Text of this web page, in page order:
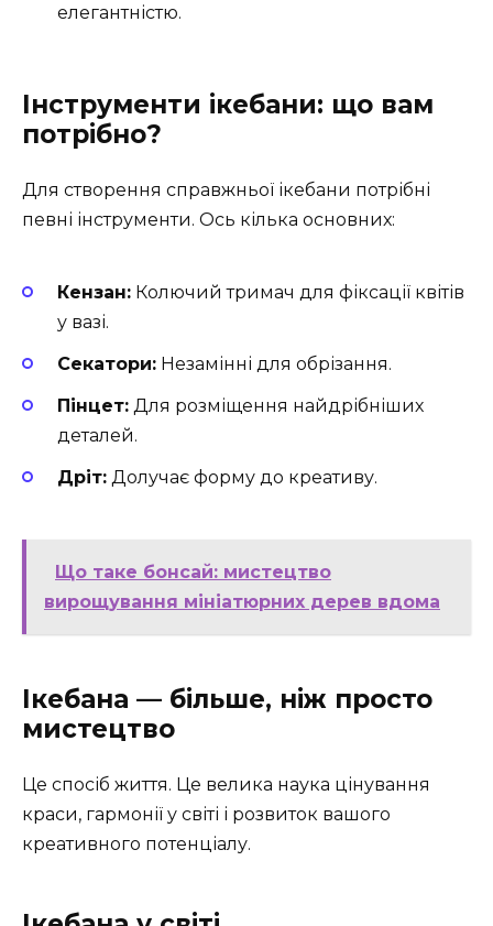
елегантністю.
Інструменти ікебани: що вам
потрібно?
Для створення справжньої ікебани потрібні
певні інструменти. Ось кілька основних:
Кензан: Колючий тримач для фіксації квітів
у вазі.
Секатори: Незамінні для обрізання.
Пінцет: Для розміщення найдрібніших
деталей.
Дріт: Долучає форму до креативу.
Що таке бонсай: мистецтво
вирощування мініатюрних дерев вдома
Ікебана — більше, ніж просто
мистецтво
Це спосіб життя. Це велика наука цінування
краси, гармонії у світі і розвиток вашого
креативного потенціалу.